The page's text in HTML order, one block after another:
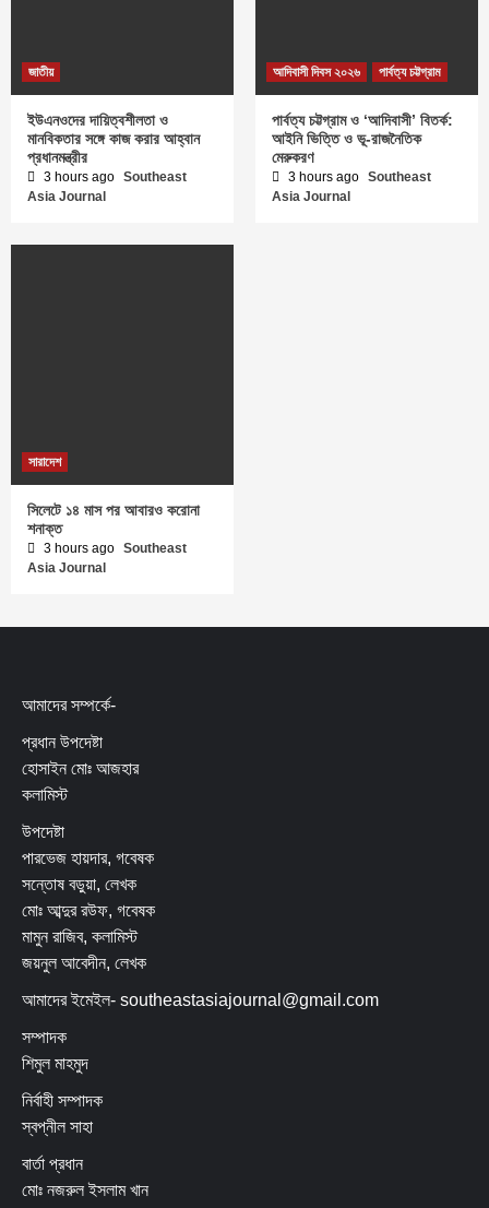
জাতীয়
ইউএনওদের দায়িত্বশীলতা ও
মানবিকতার সঙ্গে কাজ করার আহ্বান
প্রধানমন্ত্রীর
3 hours ago Southeast
Asia Journal
আদিবাসী দিবস ২০২৬ পার্বত্য চট্টগ্রাম
পার্বত্য চট্টগ্রাম ও ‘আদিবাসী’ বিতর্ক:
আইনি ভিত্তি ও ভূ-রাজনৈতিক
মেরুকরণ
3 hours ago Southeast
Asia Journal
সারাদেশ
সিলেটে ১৪ মাস পর আবারও করোনা
শনাক্ত
3 hours ago Southeast
Asia Journal
আমাদের সম্পর্কে-
প্রধান উপদেষ্টা
হোসাইন মোঃ আজহার
কলামিস্ট
উপদেষ্টা
পারভেজ হায়দার, গবেষক
সন্তোষ বড়ুয়া, লেখক
মোঃ আব্দুর রউফ, গবেষক
মামুন রাজিব, কলামিস্ট
জয়নুল আবেদীন, লেখক
আমাদের ইমেইল- southeastasiajournal@gmail.com
সম্পাদক
শিমুল মাহমুদ
নির্বাহী সম্পাদক
স্বপ্নীল সাহা
বার্তা প্রধান
মোঃ নজরুল ইসলাম খান